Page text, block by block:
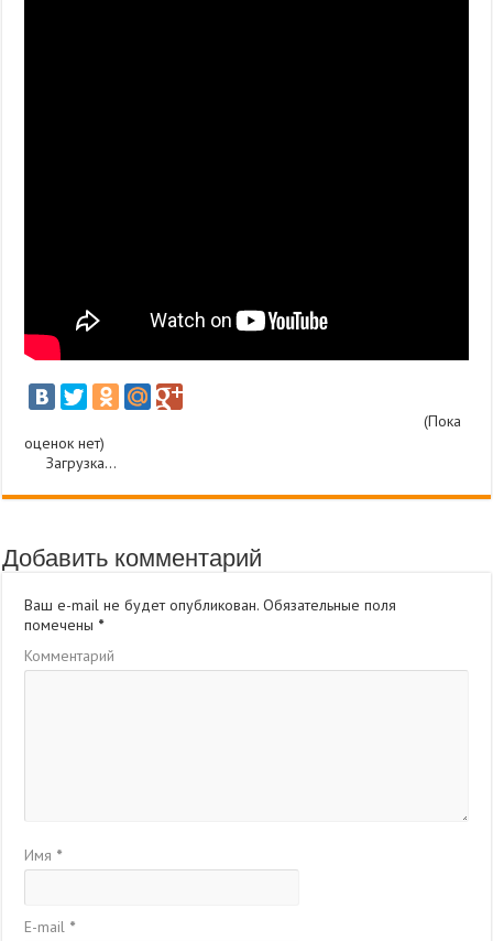
(Пока
оценок нет)
Загрузка...
Добавить комментарий
Ваш e-mail не будет опубликован. Обязательные поля
помечены *
Комментарий
Имя *
E-mail *